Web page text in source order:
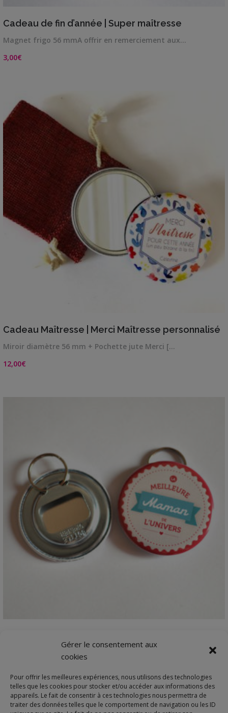
Gérer le consentement aux
cookies
Pour offrir les meilleures expériences, nous utilisons des technologies
telles que les cookies pour stocker et/ou accéder aux informations des
appareils. Le fait de consentir à ces technologies nous permettra de
traiter des données telles que le comportement de navigation ou les ID
Cadeau de fin d’année | Super maîtresse
Magnet frigo 56 mmA offrir en remerciement aux…
3,00€
Cadeau Maîtresse | Merci Maîtresse personnalisé
Miroir diamètre 56 mm + Pochette jute Merci […
12,00€
8,00€